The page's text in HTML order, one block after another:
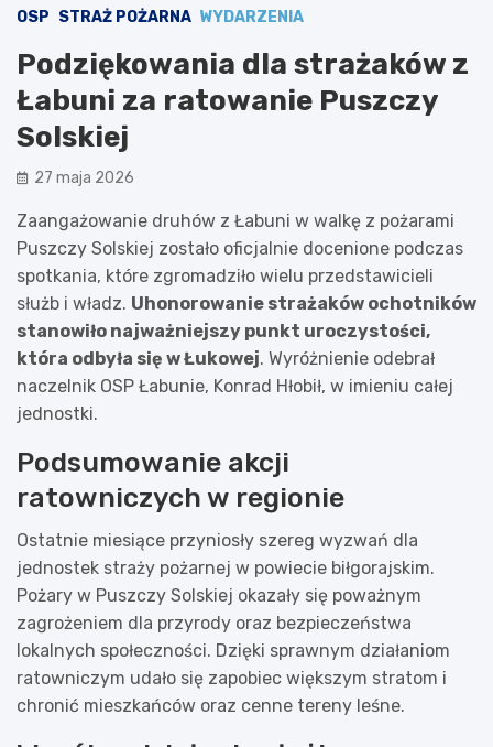
OSP STRAŻ POŻARNA WYDARZENIA
Podziękowania dla strażaków z
Łabuni za ratowanie Puszczy
Solskiej
27 maja 2026
Zaangażowanie druhów z Łabuni w walkę z pożarami
Puszczy Solskiej zostało oficjalnie docenione podczas
spotkania, które zgromadziło wielu przedstawicieli
służb i władz. Uhonorowanie strażaków ochotników
stanowiło najważniejszy punkt uroczystości,
która odbyła się w Łukowej. Wyróżnienie odebrał
naczelnik OSP Łabunie, Konrad Hłobił, w imieniu całej
jednostki.
Podsumowanie akcji
ratowniczych w regionie
Ostatnie miesiące przyniosły szereg wyzwań dla
jednostek straży pożarnej w powiecie biłgorajskim.
Pożary w Puszczy Solskiej okazały się poważnym
zagrożeniem dla przyrody oraz bezpieczeństwa
lokalnych społeczności. Dzięki sprawnym działaniom
ratowniczym udało się zapobiec większym stratom i
chronić mieszkańców oraz cenne tereny leśne.